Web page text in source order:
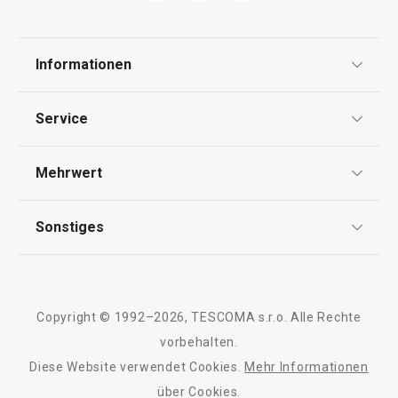
Haushalt
Haushaltsgeräte
Versandkostenfrei
Informationen
Impressum
Service
Rückgabe von Waren/Reklamation
Mehrwert
Sonstiges
Barrierefreiheit
Copyright © 1992–2026, TESCOMA s.r.o. Alle Rechte
vorbehalten.
Diese Website verwendet Cookies.
Mehr Informationen
über Cookies.